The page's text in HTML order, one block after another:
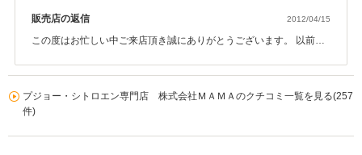
販売店の返信 2012/04/15
この度はお忙しい中ご来店頂き誠にありがとうございます。 以前よ
に代替えの物をお送りさせて頂きますので今しばらくお待ち下さ
い。 今後、整備点検や車検パーツの販売、（そして買い替えも笑）
プジョー・シトロエン専門店 株式会社ＭＡＭＡのクチコミ一覧を見る(257
件)